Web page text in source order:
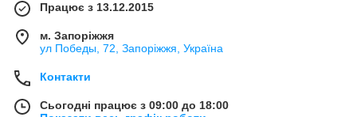
Працює з 13.12.2015
м. Запоріжжя
ул Победы, 72, Запоріжжя, Україна
Контакти
Сьогодні працює з 09:00 до 18:00